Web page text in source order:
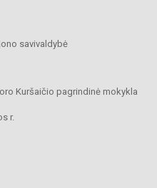
savivaldybė
Kuršaičio pagrindinė mokykla
r.